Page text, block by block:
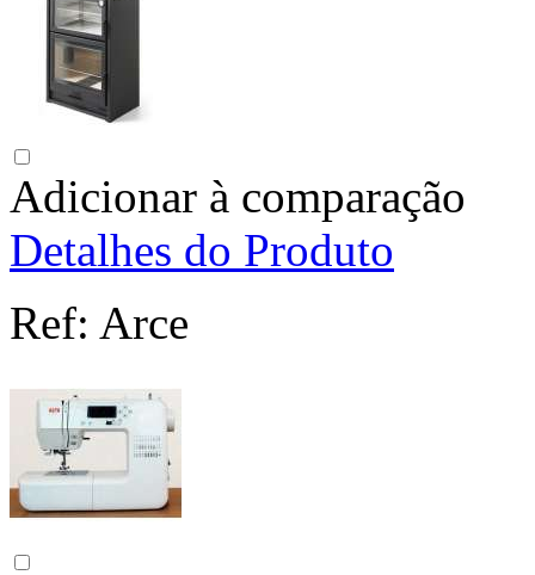
Adicionar à comparação
Detalhes do Produto
Ref: Arce